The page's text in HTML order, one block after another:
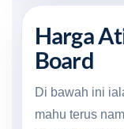
Harga
Board
Di bawah ini
mahu terus